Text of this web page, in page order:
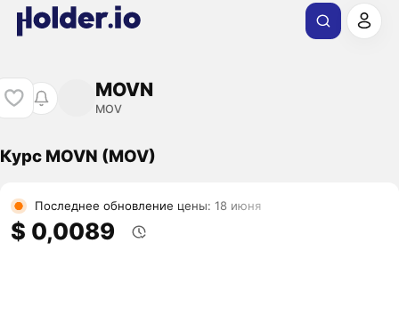
MOVN
MOV
Курс MOVN (MOV)
Последнее обновление цены: 18 июня
$ 0,0089